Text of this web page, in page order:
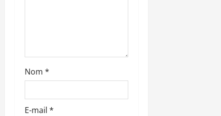
Nom *
E-mail *